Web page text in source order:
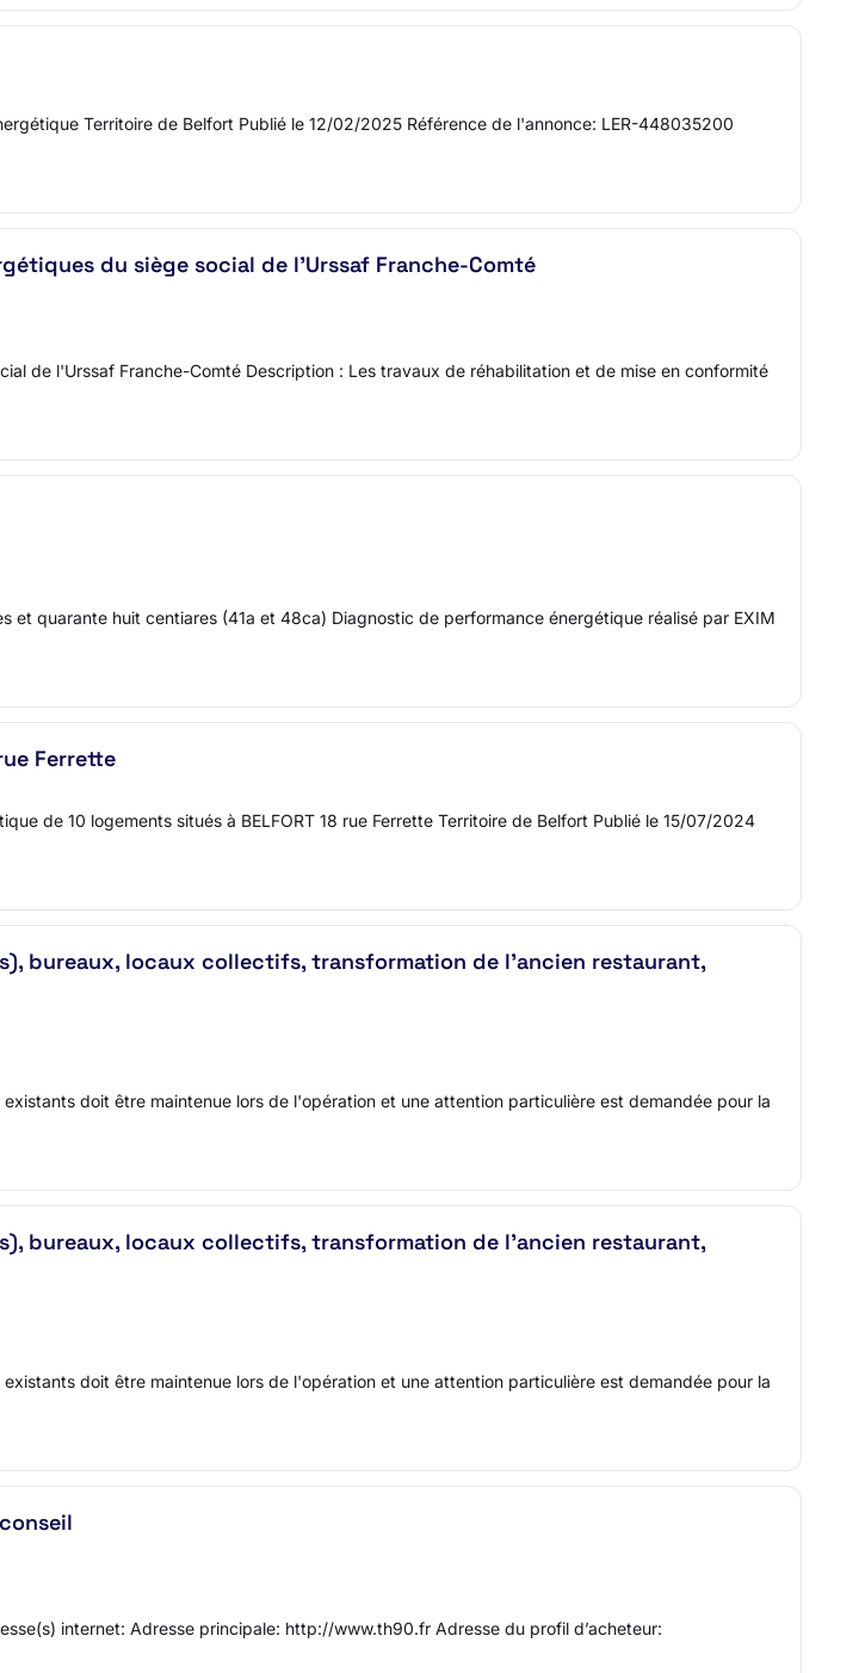
Territoire de Belfort Publié le 12/02/2025 Référence de l'annonce: LER-448035200
du siège social de l'Urssaf Franche-Comté
de l'Urssaf Franche-Comté Description : Les travaux de réhabilitation et de mise en conformité
quarante huit centiares (41a et 48ca) Diagnostic de performance énergétique réalisé par EXIM
Ferrette
de 10 logements situés à BELFORT 18 rue Ferrette Territoire de Belfort Publié le 15/07/2024
bureaux, locaux collectifs, transformation de l'ancien restaurant,
doit être maintenue lors de l'opération et une attention particulière est demandée pour la
bureaux, locaux collectifs, transformation de l'ancien restaurant,
doit être maintenue lors de l'opération et une attention particulière est demandée pour la
internet: Adresse principale: http://www.th90.fr Adresse du profil d’acheteur: